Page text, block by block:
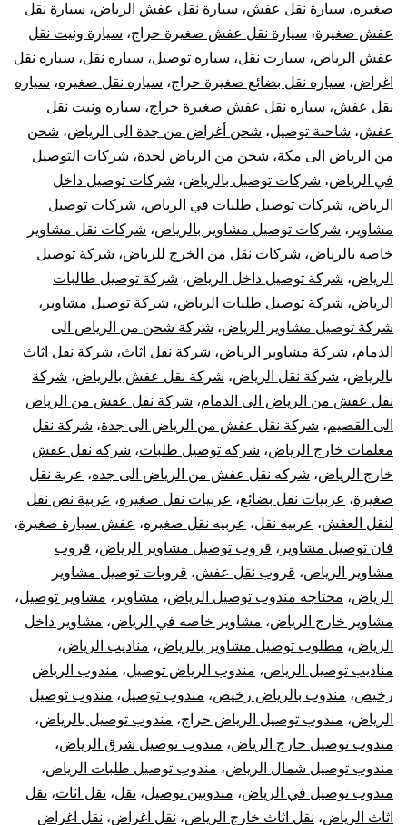
صغيره، سيارة نقل عفش، سيارة نقل عفش الرياض، سيارة نقل
عفش صغيرة، سيارة نقل عفش صغيرة حراج، سيارة ونيت نقل
عفش الرياض، سيارت نقل، سياره توصيل، سياره نقل، سياره نقل
اغراض، سياره نقل بضائع صغيرة حراج، سياره نقل صغيره، سياره
نقل عفش، سياره نقل عفش صغيرة حراج، سياره ونيت نقل
عفش، شاحنة توصيل، شحن أغراض من جدة الى الرياض، شحن
من الرياض الى مكة، شحن من الرياض لجدة، شركات التوصيل
في الرياض، شركات توصيل بالرياض، شركات توصيل داخل
الرياض، شركات توصيل طلبات في الرياض، شركات توصيل
مشاوير ، شركات توصيل مشاوير بالرياض، شركات نقل مشاوير
خاصه بالرياض، شركات نقل من الخرج للرياض، شركة توصيل
الرياض، شركة توصيل داخل الرياض، شركة توصيل طالبات
الرياض، شركة توصيل طلبات الرياض، شركة توصيل مشاوير ،
شركة توصيل مشاوير الرياض، شركة شحن من الرياض الى
الدمام، شركة مشاوير الرياض، شركة نقل اثاث، شركة نقل اثاث
بالرياض، شركة نقل الرياض، شركة نقل عفش بالرياض، شركة
نقل عفش من الرياض الى الدمام، شركة نقل عفش من الرياض
الى القصيم، شركة نقل عفش من الرياض الى جدة، شركة نقل
معلمات خارج الرياض، شركه توصيل طلبات، شركه نقل عفش
خارج الرياض، شركه نقل عفش من الرياض الى جده، عربة نقل
صغيرة، عربيات نقل بضائع، عربيات نقل صغيره، عربية نص نقل
لنقل العفش، عربيه نقل، عربيه نقل صغيره، عفش سيارة صغيرة،
فان توصيل مشاوير ، قروب توصيل مشاوير الرياض، قروب
مشاوير الرياض، قروب نقل عفش، قروبات توصيل مشاوير
الرياض، محتاجه مندوب توصيل الرياض، مشاوير ، مشاوير توصيل،
مشاوير خارج الرياض، مشاوير خاصه في الرياض، مشاوير داخل
الرياض، مطلوب توصيل مشاوير بالرياض، مناديب الرياض،
مناديب توصيل الرياض، مندوب الرياض توصيل، مندوب الرياض
رخيص، مندوب بالرياض رخيص، مندوب توصيل، مندوب توصيل
الرياض، مندوب توصيل الرياض حراج، مندوب توصيل بالرياض،
مندوب توصيل خارج الرياض، مندوب توصيل شرق الرياض،
مندوب توصيل شمال الرياض، مندوب توصيل طلبات الرياض،
مندوب توصيل في الرياض، مندوبين توصيل، نقل، نقل اثاث، نقل
اثاث الرياض، نقل اثاث خارج الرياض، نقل اغراض، نقل اغراض